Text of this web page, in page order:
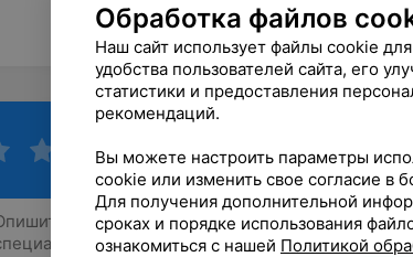
Обработка файлов
Наш сайт использует файлы cookie
удобства пользователей сайта, его
статистики и предоставления
рекомендаций.
Вы можете настроить параметры
cookie или изменить свое согласие в
Для получения дополнительной
сроках и порядке использования
ознакомиться с нашей Политикой